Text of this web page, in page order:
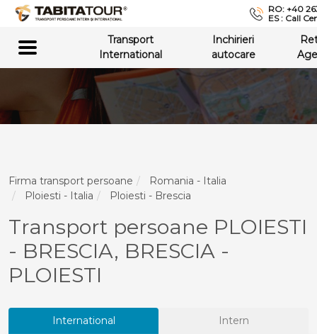
RO: +40
ES : Call
Transport
International
Inchirieri
autocare
Firma transport persoane
Romania - Italia
Ploiesti - Italia
Ploiesti - Brescia
Transport persoane PLOIESTI
- BRESCIA, BRESCIA -
PLOIESTI
International Intern